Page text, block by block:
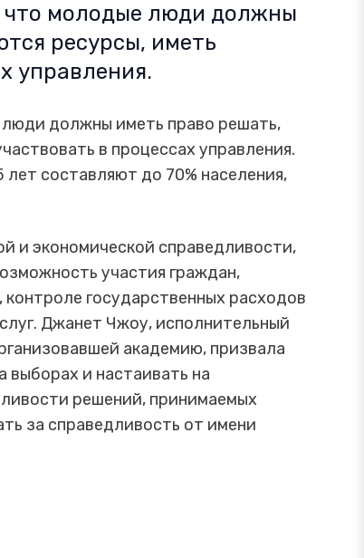
что молодые люди должны
ресурсы, иметь
управления.
должны иметь право решать,
в процессах управления.
составляют до 70% населения,
и экономической справедливости,
участия граждан,
государственных расходов
Джанет Чжоу, исполнительный
академию, призвала
выборах и настаивать на
решений, принимаемых
за справедливость от имени